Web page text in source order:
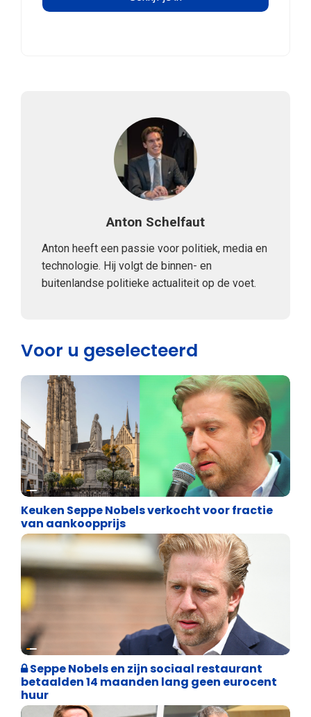
Anton Schelfaut
Anton heeft een passie voor politiek, media en
technologie. Hij volgt de binnen- en
buitenlandse politieke actualiteit op de voet.
Voor u geselecteerd
Binnenland politiek
Keuken Seppe Nobels verkocht voor fractie
van aankoopprijs
Binnenland politiek
Seppe Nobels en zijn sociaal restaurant
betaalden 14 maanden lang geen eurocent
huur